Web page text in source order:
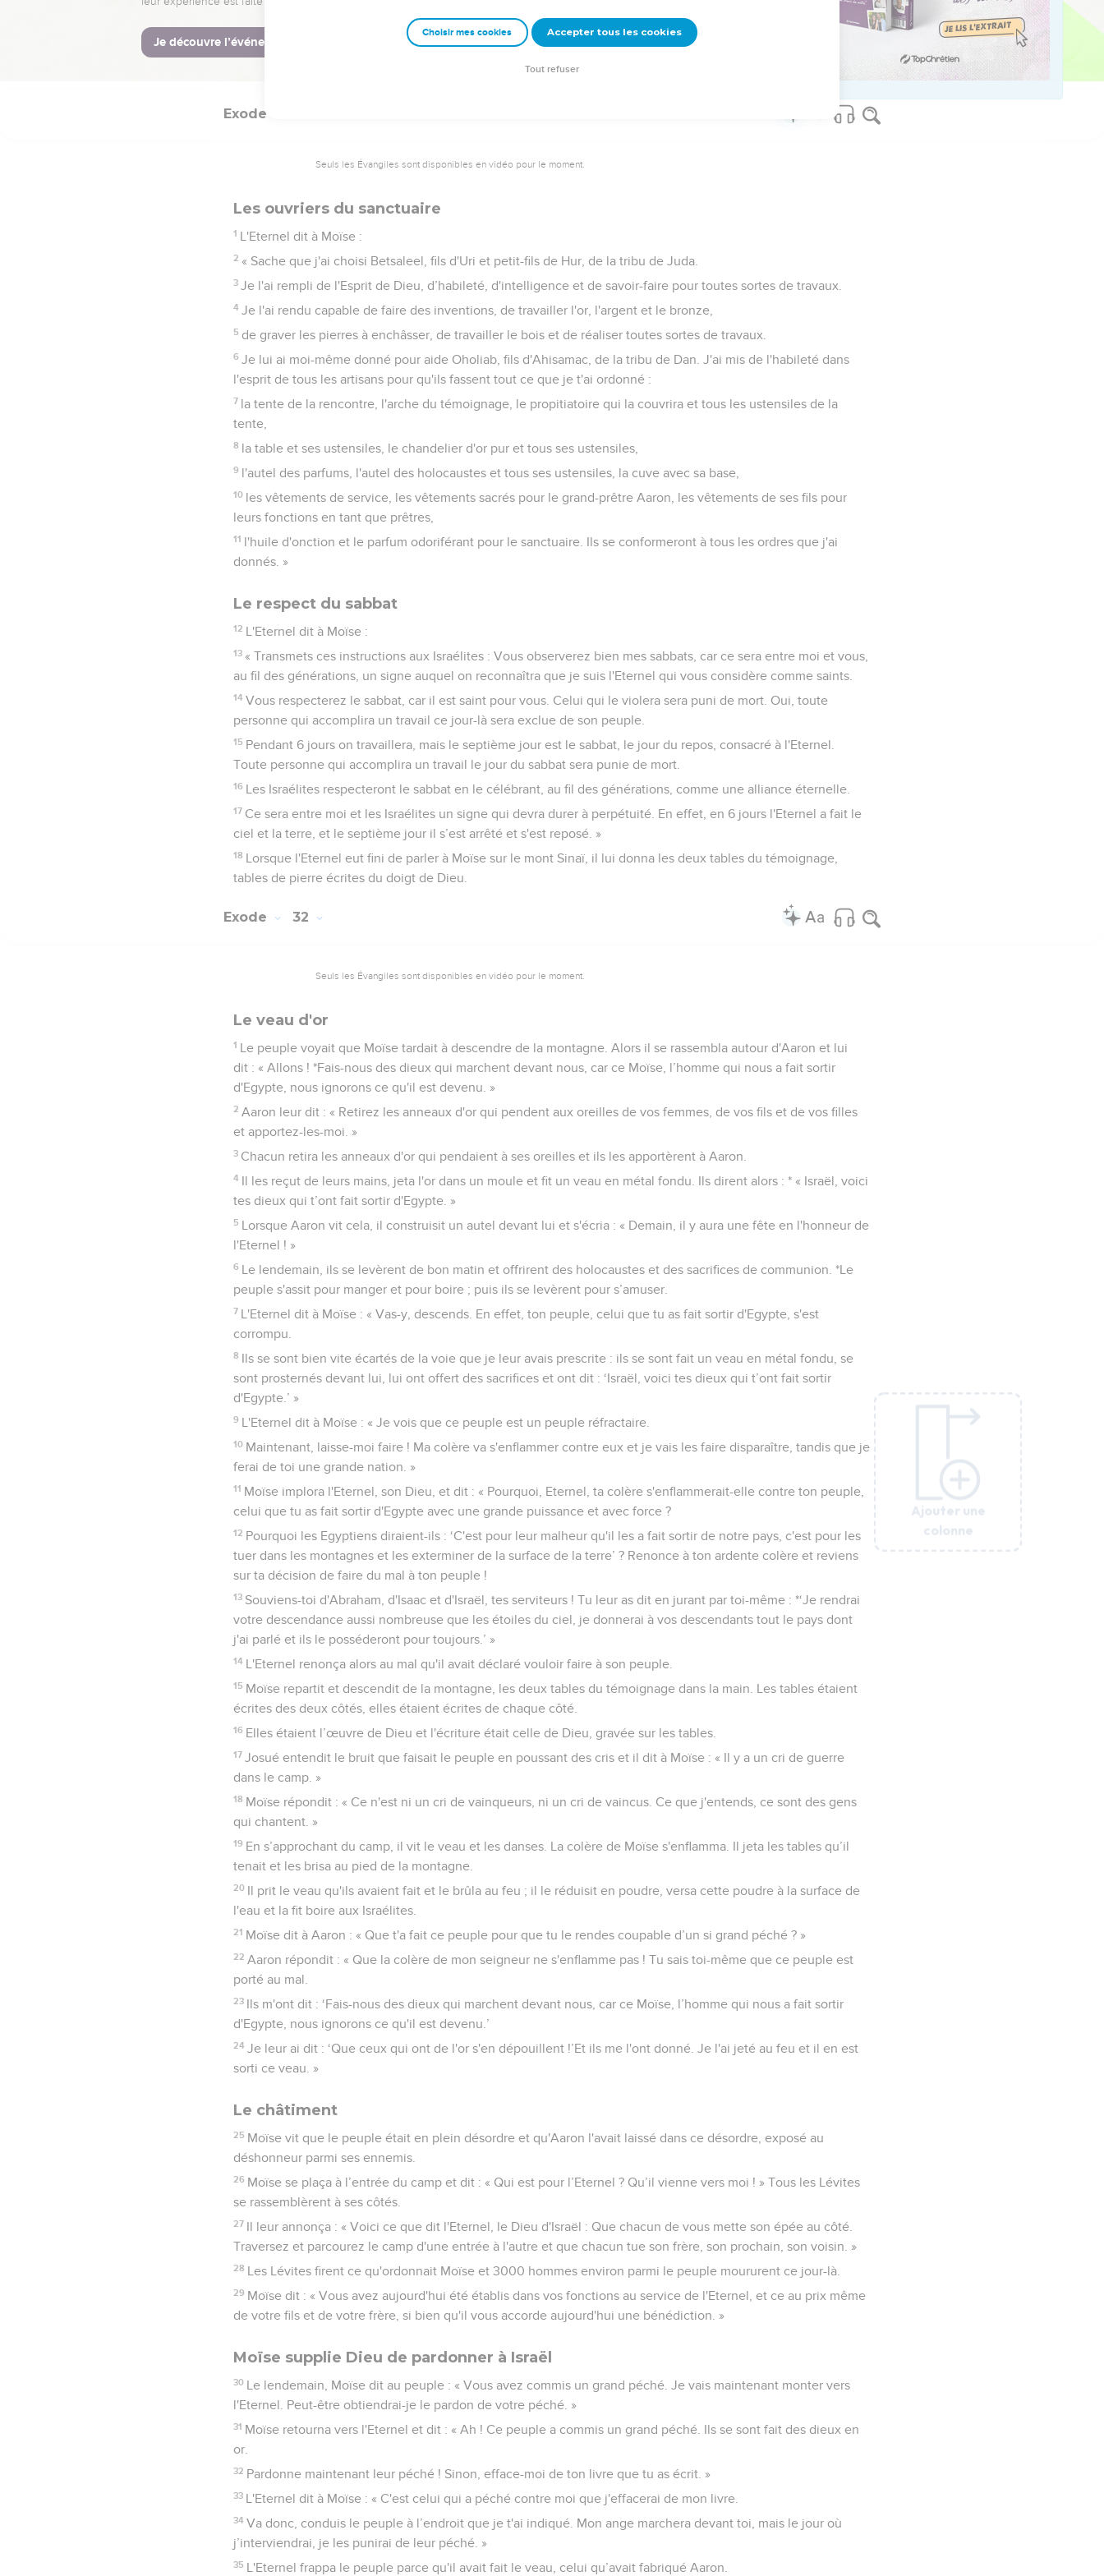
Vous ne ferez pour vous aucun parfum qui ait les mêmes proportions. Vous le considérerez comme saint,
consacré à l'Eternel.
Toute personne qui fera un parfum semblable pour le sentir sera exclue de son peuple. »
Ajouter une
colonne
Exode
Seuls les Évangiles sont disponibles en vidéo pour le moment.
Les ouvriers du sanctuaire
1 L'Eternel dit à Moïse :
2 « Sache que j'ai choisi Betsaleel, fils d'Uri et petit-fils de Hur, de la tribu de Juda.
3 Je l'ai rempli de l'Esprit de Dieu, d’habileté, d'intelligence et de savoir-faire pour toutes sortes de travaux.
4 Je l'ai rendu capable de faire des inventions, de travailler l'or, l'argent et le bronze,
5 de graver les pierres à enchâsser, de travailler le bois et de réaliser toutes sortes de travaux.
6 Je lui ai moi-même donné pour aide Oholiab, fils d'Ahisamac, de la tribu de Dan. J'ai mis de l'habileté dans
l'esprit de tous les artisans pour qu'ils fassent tout ce que je t'ai ordonné :
7 la tente de la rencontre, l'arche du témoignage, le propitiatoire qui la couvrira et tous les ustensiles de la
tente,
8 la table et ses ustensiles, le chandelier d'or pur et tous ses ustensiles,
9 l'autel des parfums, l'autel des holocaustes et tous ses ustensiles, la cuve avec sa base,
10 les vêtements de service, les vêtements sacrés pour le grand-prêtre Aaron, les vêtements de ses fils pour
leurs fonctions en tant que prêtres,
11 l'huile d'onction et le parfum odoriférant pour le sanctuaire. Ils se conformeront à tous les ordres que j'ai
donnés. »
Le respect du sabbat
12 L'Eternel dit à Moïse :
13 « Transmets ces instructions aux Israélites : Vous observerez bien mes sabbats, car ce sera entre moi et vous,
au fil des générations, un signe auquel on reconnaîtra que je suis l'Eternel qui vous considère comme saints.
14 Vous respecterez le sabbat, car il est saint pour vous. Celui qui le violera sera puni de mort. Oui, toute
personne qui accomplira un travail ce jour-là sera exclue de son peuple.
15 Pendant 6 jours on travaillera, mais le septième jour est le sabbat, le jour du repos, consacré à l'Eternel.
Toute personne qui accomplira un travail le jour du sabbat sera punie de mort.
16 Les Israélites respecteront le sabbat en le célébrant, au fil des générations, comme une alliance éternelle.
17 Ce sera entre moi et les Israélites un signe qui devra durer à perpétuité. En effet, en 6 jours l'Eternel a fait le
ciel et la terre, et le septième jour il s’est arrêté et s'est reposé. »
18 Lorsque l'Eternel eut fini de parler à Moïse sur le mont Sinaï, il lui donna les deux tables du témoignage,
tables de pierre écrites du doigt de Dieu.
Ajouter une
colonne
Exode 32
Seuls les Évangiles sont disponibles en vidéo pour le moment.
Le veau d'or
1 Le peuple voyait que Moïse tardait à descendre de la montagne. Alors il se rassembla autour d'Aaron et lui
dit : « Allons ! *Fais-nous des dieux qui marchent devant nous, car ce Moïse, l’homme qui nous a fait sortir
d'Egypte, nous ignorons ce qu'il est devenu. »
2 Aaron leur dit : « Retirez les anneaux d'or qui pendent aux oreilles de vos femmes, de vos fils et de vos filles
et apportez-les-moi. »
3 Chacun retira les anneaux d'or qui pendaient à ses oreilles et ils les apportèrent à Aaron.
4 Il les reçut de leurs mains, jeta l'or dans un moule et fit un veau en métal fondu. Ils dirent alors : * « Israël, voici
tes dieux qui t’ont fait sortir d'Egypte. »
5 Lorsque Aaron vit cela, il construisit un autel devant lui et s'écria : « Demain, il y aura une fête en l'honneur de
l'Eternel ! »
6 Le lendemain, ils se levèrent de bon matin et offrirent des holocaustes et des sacrifices de communion. *Le
peuple s'assit pour manger et pour boire ; puis ils se levèrent pour s’amuser.
7 L'Eternel dit à Moïse : « Vas-y, descends. En effet, ton peuple, celui que tu as fait sortir d'Egypte, s'est
corrompu.
8 Ils se sont bien vite écartés de la voie que je leur avais prescrite : ils se sont fait un veau en métal fondu, se
sont prosternés devant lui, lui ont offert des sacrifices et ont dit : ‘Israël, voici tes dieux qui t’ont fait sortir
d'Egypte.’ »
9 L'Eternel dit à Moïse : « Je vois que ce peuple est un peuple réfractaire.
10 Maintenant, laisse-moi faire ! Ma colère va s'enflammer contre eux et je vais les faire disparaître, tandis que je
ferai de toi une grande nation. »
11 Moïse implora l'Eternel, son Dieu, et dit : « Pourquoi, Eternel, ta colère s'enflammerait-elle contre ton peuple,
celui que tu as fait sortir d'Egypte avec une grande puissance et avec force ?
12 Pourquoi les Egyptiens diraient-ils : ‘C'est pour leur malheur qu'il les a fait sortir de notre pays, c'est pour les
tuer dans les montagnes et les exterminer de la surface de la terre’ ? Renonce à ton ardente colère et reviens
sur ta décision de faire du mal à ton peuple !
13 Souviens-toi d'Abraham, d'Isaac et d'Israël, tes serviteurs ! Tu leur as dit en jurant par toi-même : *‘Je rendrai
votre descendance aussi nombreuse que les étoiles du ciel, je donnerai à vos descendants tout le pays dont
j'ai parlé et ils le posséderont pour toujours.’ »
14 L'Eternel renonça alors au mal qu'il avait déclaré vouloir faire à son peuple.
15 Moïse repartit et descendit de la montagne, les deux tables du témoignage dans la main. Les tables étaient
écrites des deux côtés, elles étaient écrites de chaque côté.
16 Elles étaient l’œuvre de Dieu et l'écriture était celle de Dieu, gravée sur les tables.
17 Josué entendit le bruit que faisait le peuple en poussant des cris et il dit à Moïse : « Il y a un cri de guerre
dans le camp. »
18 Moïse répondit : « Ce n'est ni un cri de vainqueurs, ni un cri de vaincus. Ce que j'entends, ce sont des gens
qui chantent. »
19 En s’approchant du camp, il vit le veau et les danses. La colère de Moïse s'enflamma. Il jeta les tables qu’il
tenait et les brisa au pied de la montagne.
20 Il prit le veau qu'ils avaient fait et le brûla au feu ; il le réduisit en poudre, versa cette poudre à la surface de
l'eau et la fit boire aux Israélites.
21 Moïse dit à Aaron : « Que t'a fait ce peuple pour que tu le rendes coupable d’un si grand péché ? »
22 Aaron répondit : « Que la colère de mon seigneur ne s'enflamme pas ! Tu sais toi-même que ce peuple est
porté au mal.
23 Ils m'ont dit : ‘Fais-nous des dieux qui marchent devant nous, car ce Moïse, l’homme qui nous a fait sortir
d'Egypte, nous ignorons ce qu'il est devenu.’
24 Je leur ai dit : ‘Que ceux qui ont de l'or s'en dépouillent !’Et ils me l'ont donné. Je l'ai jeté au feu et il en est
sorti ce veau. »
Le châtiment
25 Moïse vit que le peuple était en plein désordre et qu'Aaron l'avait laissé dans ce désordre, exposé au
déshonneur parmi ses ennemis.
26 Moïse se plaça à l’entrée du camp et dit : « Qui est pour l’Eternel ? Qu’il vienne vers moi ! » Tous les Lévites
se rassemblèrent à ses côtés.
27 Il leur annonça : « Voici ce que dit l'Eternel, le Dieu d'Israël : Que chacun de vous mette son épée au côté.
Traversez et parcourez le camp d'une entrée à l'autre et que chacun tue son frère, son prochain, son voisin. »
28 Les Lévites firent ce qu'ordonnait Moïse et 3000 hommes environ parmi le peuple moururent ce jour-là.
29 Moïse dit : « Vous avez aujourd'hui été établis dans vos fonctions au service de l'Eternel, et ce au prix même
de votre fils et de votre frère, si bien qu'il vous accorde aujourd'hui une bénédiction. »
Moïse supplie Dieu de pardonner à Israël
30 Le lendemain, Moïse dit au peuple : « Vous avez commis un grand péché. Je vais maintenant monter vers
l'Eternel. Peut-être obtiendrai-je le pardon de votre péché. »
31 Moïse retourna vers l'Eternel et dit : « Ah ! Ce peuple a commis un grand péché. Ils se sont fait des dieux en
or.
32 Pardonne maintenant leur péché ! Sinon, efface-moi de ton livre que tu as écrit. »
33 L'Eternel dit à Moïse : « C'est celui qui a péché contre moi que j'effacerai de mon livre.
34 Va donc, conduis le peuple à l’endroit que je t'ai indiqué. Mon ange marchera devant toi, mais le jour où
j’interviendrai, je les punirai de leur péché. »
35 L'Eternel frappa le peuple parce qu'il avait fait le veau, celui qu’avait fabriqué Aaron.
Ajouter une
colonne
Ajouter une
colonne
Ajouter une
colonne
Ajouter une
colonne
Choisir mes cookies Accepter tous les cookies
Tout refuser